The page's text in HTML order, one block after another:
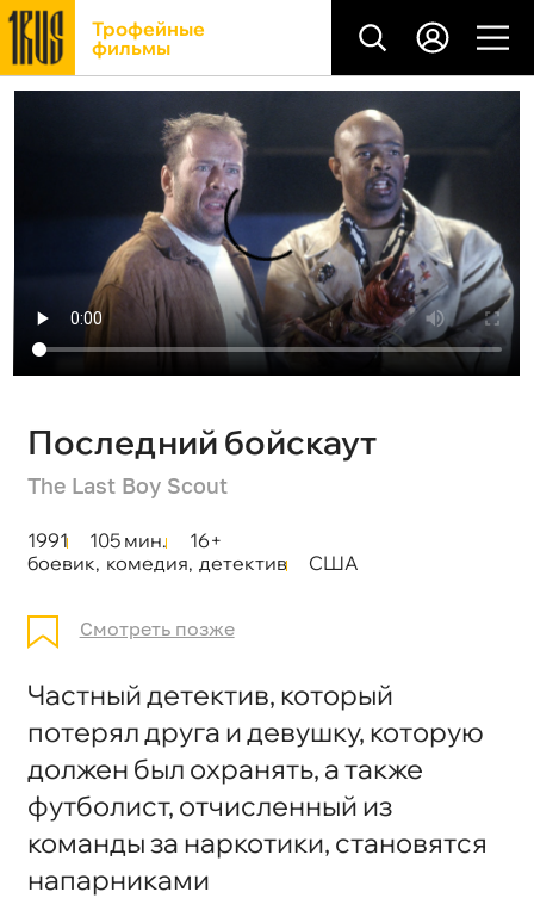
Трофейные
фильмы
Последний бойскаут
The Last Boy Scout
1991 105 мин.
16+
боевик, комедия, детектив США
Смотреть позже
Частный детектив, который
потерял друга и девушку, которую
должен был охранять, а также
футболист, отчисленный из
команды за наркотики, становятся
напарниками